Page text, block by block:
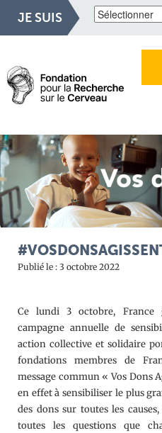
JE SUIS
Publié le : 3 octobre 2022
Ce lundi 3 octobre, France
campagne annuelle de
action collective et solidaire
fondations membres de
message commun « Vos Dons
en effet à sensibiliser le plus
des dons sur toutes les
toutes les questions que